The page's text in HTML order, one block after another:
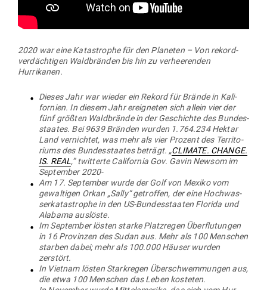
2020 war eine Kata­strophe für den Pla­neten – Von rekord­
ver­däch­tigen Wald­bränden bis hin zu ver­hee­renden
Hurrikanen.
Dieses Jahr war wieder ein Rekord für Brände in Kali­
fornien. In diesem Jahr ereig­neten sich allein vier der
fünf größten Wald­brände in der Geschichte des Bun­des­
staates. Bei 9639 Bränden wurden 1.764.234 Hektar
Land ver­nichtet, was mehr als vier Prozent des Ter­ri­to­
riums des Bun­des­staates beträgt. „CLIMATE. CHANGE.
IS. REAL ,” twit­terte Cali­fornia Gov. Gavin Newsom im
Sep­tember 2020-
Am 17. Sep­tember wurde der Golf von Mexiko vom
gewal­tigen Orkan „Sally“ getroffen, der eine Hoch­was­
ser­ka­ta­strophe in den US-Bun­des­staaten Florida und
Alabama auslöste.
Im Sep­tember lösten starke Platz­regen Über­flu­tungen
in 16 Pro­vinzen des Sudan aus. Mehr als 100 Men­schen
starben dabei; mehr als 100.000 Häuser wurden
zerstört.
In Vietnam lösten Stark­regen Über­schwem­mungen aus,
die etwa 100 Men­schen das Leben kosteten.